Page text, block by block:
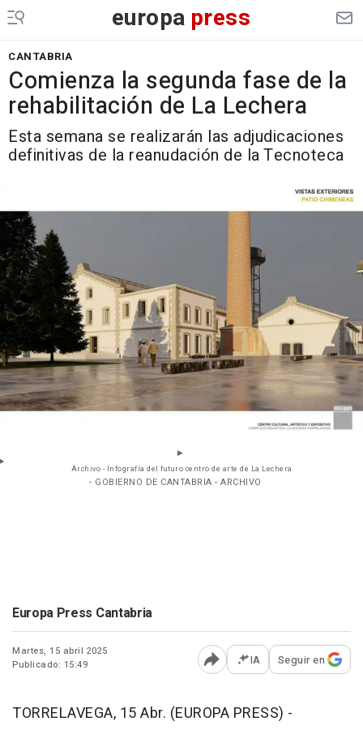
europa press
CANTABRIA
Comienza la segunda fase de la
rehabilitación de La Lechera
Esta semana se realizarán las adjudicaciones
definitivas de la reanudación de la Tecnoteca
Archivo - Infografía del futuro centro de arte de La Lechera
- GOBIERNO DE CANTABRIA - ARCHIVO
Europa Press Cantabria
Martes, 15 abril 2025
Publicado: 15:49
Abrir opciones para
IA Seguir en
TORRELAVEGA, 15 Abr. (EUROPA PRESS) -